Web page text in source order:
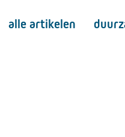
alle artikelen